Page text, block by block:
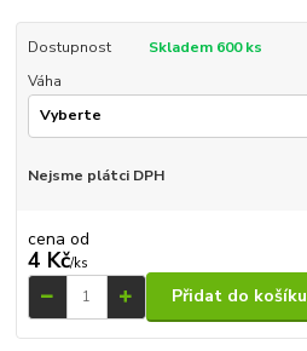
Dostupnost
Skladem 600 ks
Váha
Nejsme plátci DPH
cena od
4 Kč/ks
Přidat do košíku